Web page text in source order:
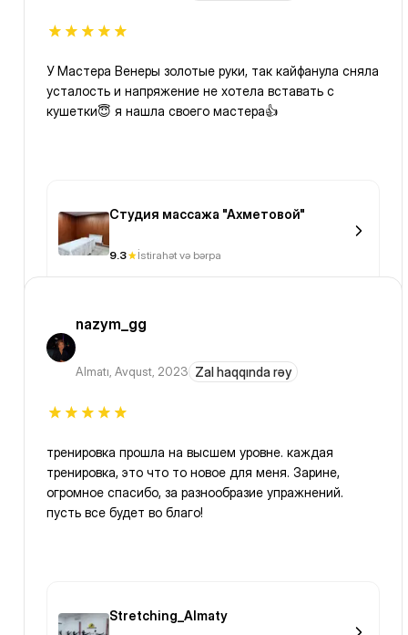
У Мастера Венеры золотые руки, так кайфанула сняла
усталость и напряжение не хотела вставать с
кушетки😇 я нашла своего мастера👍
Студия массажа "Ахметовой"
9.3 İstirahət və bərpa
nazym_gg
Almatı, Avqust, 2023 Zal haqqında rəy
тренировка прошла на высшем уровне. каждая
тренировка, это что то новое для меня. Зарине,
огромное спасибо, за разнообразие упражнений.
пусть все будет во благо!
Stretching_Almaty